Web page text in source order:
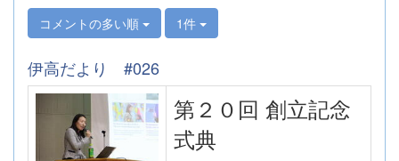
コメントの多い順 1件
伊高だより #026
第２０回 創立記念
式典